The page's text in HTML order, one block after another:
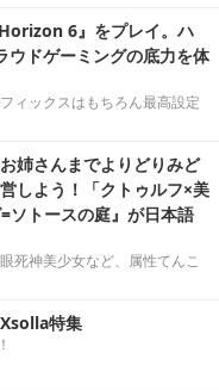
6』をプレイ。ハ
ウドゲーミングの底力を体
ィックスはもちろん最高設定
姉さんまでよりどりみど
しよう！「クトゥルフ×美
ソトースの庭』が日本語
死神美少女など、属性てんこ
特集